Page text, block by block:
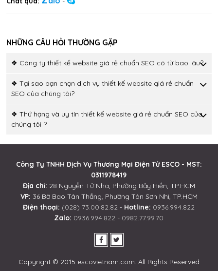
NHỮNG CÂU HỎI THƯỜNG GẶP
❖ Công ty thiết kế website giá rẻ chuẩn SEO có từ bao lâu?
❖ Tại sao bạn chọn dịch vụ thiết kế website giá rẻ chuẩn
SEO của chúng tôi?
❖ Thứ hạng và uy tín thiết kế website giá rẻ chuẩn SEO của
chúng tôi ?
Công Ty TNHH Dịch Vụ Thương Mại Điện Tử ESCO - MST:
0311978419
Địa chỉ: 28 Nguyễn Tử Nha, Phường Bảy Hiền, TP.HCM
VP: 36 Bờ Bao Tân Thắng, Phường Tân Sơn Nhì, TP.HCM
Điện thoại: (028) 73.00.82.82 - Hotline: 0936.994.822
Zalo: 0936.994.822 - 0982.77.99.70
Copyright © 2015 escovietnam.com. All Rights Reserved